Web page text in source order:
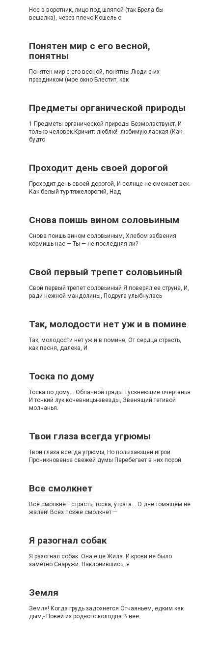
Нос в воротник, лицо под шляпой (так Брела бы
вешалка), через плечо Кошель с
Понятен мир с его весной,
понятны
Понятен мир с его весной, понятны Люди с их
праздником (мое окно Блестит, как
Предметы органической природы
1 Предметы органической природы Безмолвствуют. И
только человек Кричит: люблю!- любимую лаская (Как
будто
Проходит день своей дорогой
Проходит день своей дорогой, И солнце не смежает век.
Как белый тур тяжелорогий, Над
Снова поишь вином соловьиным
Снова поишь вином соловьиным, Хлебом забвения
кормишь нас — Ты — не последняя ли?-
Свой первый трепет соловьиный
Свой первый трепет соловьиный Я поверял ее струне, И,
ради нежной мандолины, Подруга улыбнулась
Так, молодости нет уж и в помине
Так, молодости нет уж и в помине, От сердца страсть,
как песня, далека, И
Тоска по дому
Тоска по дому… Облачной гряды Тускнеющие очертанья
И тонкий лук кочевницы-звезды, Звенящий тетивой
молчанья.
Твои глаза всегда угрюмы
Твои глаза всегда угрюмы, Но полыхающей игрой
Проникновенье свежей думы Перебегает в них порой.
Все смолкнет
Все смолкнет: страсть, тоска, утрата… О дне томящем не
жалей! Всех позже смолкнет —
Я разогнал собак
Я разогнал собак. Она еще Жила. И крови не было
заметно Снаружи. Наклонившись, я
Земля
Земля! Когда грудь задохнется Отчаяньем, едким как
дым,- Повей из родного колодца В нее